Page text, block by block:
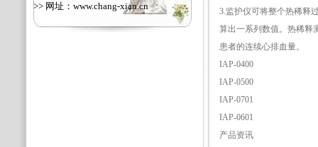
>> 网址： www.chang-xian.cn
3.监护仪可将整个热稀释
算出一系列数值。热稀释
患者的连续心排血量。
IAP-0400
IAP-0500
IAP-0701
IAP-0601
产品资讯